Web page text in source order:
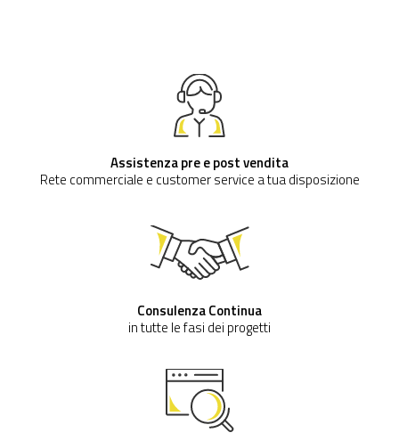
Assistenza pre e post vendita
Rete commerciale e customer service a tua disposizione
Consulenza Continua
in tutte le fasi dei progetti